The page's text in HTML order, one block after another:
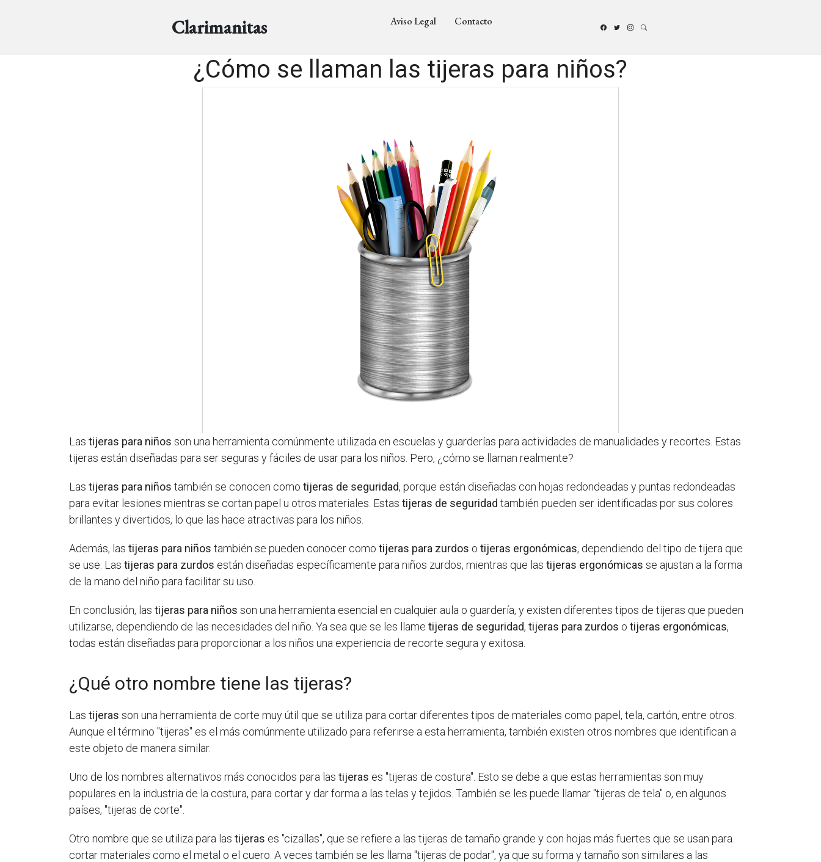
Clarimanitas Aviso Legal Contacto
¿Cómo se llaman las tijeras para niños?
Lastijeras para niños son una herramienta comúnmente utilizada en escuelas y guarderías para actividades de manualidades y recortes. Estas
tijeras están diseñadas para ser seguras y fáciles de usar para los niños. Pero, ¿cómo se llaman realmente?
Lastijeras para niños también se conocen comotijeras de seguridad, porque están diseñadas con hojas redondeadas y puntas redondeadas
para evitar lesiones mientras se cortan papel u otros materiales. Estastijeras de seguridad también pueden ser identificadas por sus colores
brillantes y divertidos, lo que las hace atractivas para los niños.
Además, lastijeras para niños también se pueden conocer comotijeras para zurdos otijeras ergonómicas, dependiendo del tipo de tijera que
se use. Lastijeras para zurdos están diseñadas específicamente para niños zurdos, mientras que lastijeras ergonómicas se ajustan a la forma
de la mano del niño para facilitar su uso.
En conclusión, lastijeras para niños son una herramienta esencial en cualquier aula o guardería, y existen diferentes tipos de tijeras que pueden
utilizarse, dependiendo de las necesidades del niño. Ya sea que se les llametijeras de seguridad,tijeras para zurdos otijeras ergonómicas,
todas están diseñadas para proporcionar a los niños una experiencia de recorte segura y exitosa.
¿Qué otro nombre tiene las tijeras?
Lastijeras son una herramienta de corte muy útil que se utiliza para cortar diferentes tipos de materiales como papel, tela, cartón, entre otros.
Aunque el término "tijeras" es el más comúnmente utilizado para referirse a esta herramienta, también existen otros nombres que identifican a
este objeto de manera similar.
Uno de los nombres alternativos más conocidos para lastijeras es "tijeras de costura". Esto se debe a que estas herramientas son muy
populares en la industria de la costura, para cortar y dar forma a las telas y tejidos. También se les puede llamar "tijeras de tela" o, en algunos
países, "tijeras de corte".
Otro nombre que se utiliza para lastijeras es "cizallas", que se refiere a las tijeras de tamaño grande y con hojas más fuertes que se usan para
cortar materiales como el metal o el cuero. A veces también se les llama "tijeras de podar", ya que su forma y tamaño son similares a las